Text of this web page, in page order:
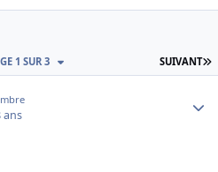
SUIVANT
1 SUR 3
ans